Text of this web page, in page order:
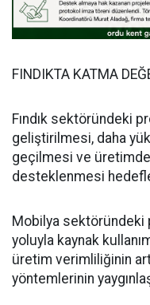
FINDIKTA KATMA
Fındık sektöründeki
geliştirilmesi, daha
geçilmesi ve
desteklenmesi
Mobilya sektöründeki
yoluyla kaynak
üretim verimliliğinin
yöntemlerinin